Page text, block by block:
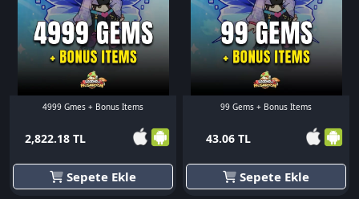
4999 Gmes + Bonus Items
2,822.18 TL
Sepete Ekle
99 Gems + Bonus Items
43.06 TL
Sepete Ekle